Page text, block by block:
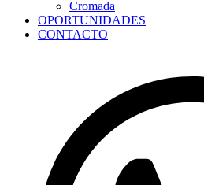
Cromada
OPORTUNIDADES
CONTACTO